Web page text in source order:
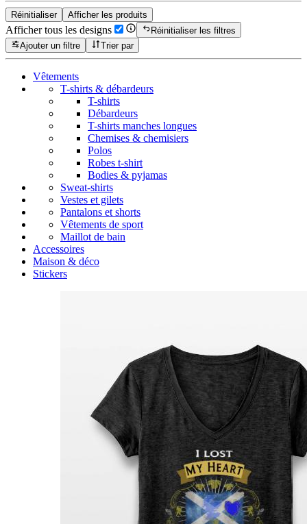
Réinitialiser Afficher les produits
Afficher tous les designs
Réinitialiser les filtres
Ajouter un filtre
Trier par
Vêtements
T-shirts & débardeurs
T-shirts
Débardeurs
T-shirts manches longues
Chemises & chemisiers
Polos
Robes t-shirt
Bodies & pyjamas
Sweat-shirts
Vestes et gilets
Pantalons et shorts
Vêtements de sport
Maillot de bain
Accessoires
Maison & déco
Stickers